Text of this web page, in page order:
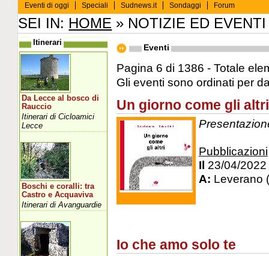
Eventi di oggi
Speciali Sudnews.it Sondaggi Forum
SEI IN: HOME » NOTIZIE ED EVENTI
Eventi
Pagina 6 di 1386 - Totale
Gli eventi sono ordinati per
Un giorno come gli altri
Pubblicazioni
Il 23/04/2022
A: Leverano
Io che amo solo te
Itinerari
Da Lecce al bosco di
Rauccio
Itinerari di Cicloamici
Lecce
Boschi e coralli: tra
Castro e Acquaviva
Itinerari di Avanguardie